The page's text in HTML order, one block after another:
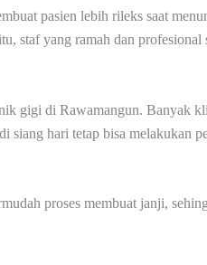
pasien lebih rileks saat
staf yang ramah dan profesional
gigi di Rawamangun. Banyak
hari tetap bisa melakukan
proses membuat janji,